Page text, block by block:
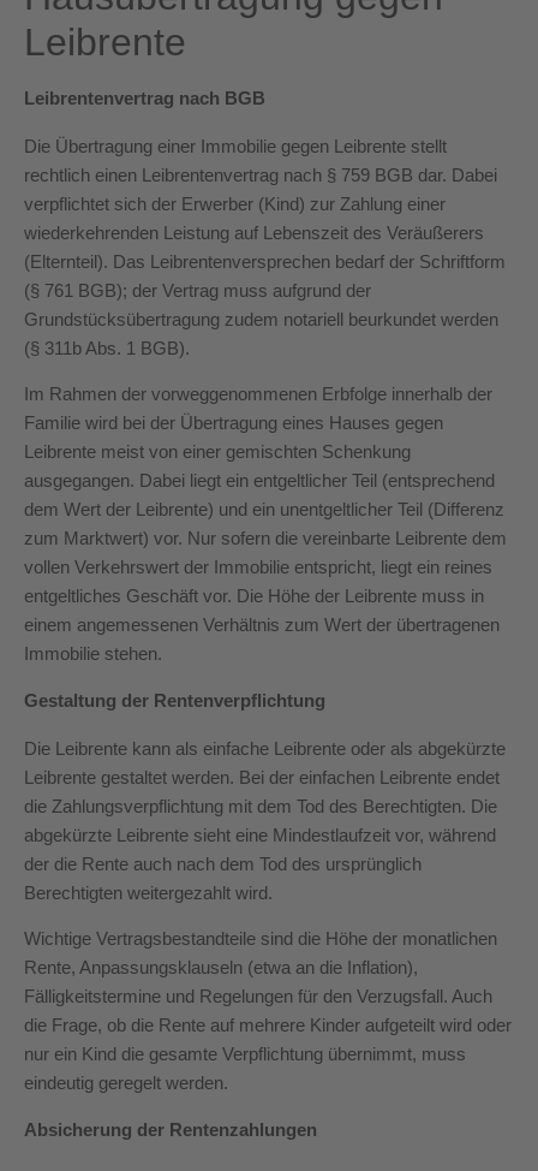
Leibrente
Leibrentenvertrag nach BGB
Die Übertragung einer Immobilie gegen Leibrente stellt
rechtlich einen Leibrentenvertrag nach § 759 BGB dar. Dabei
verpflichtet sich der Erwerber (Kind) zur Zahlung einer
wiederkehrenden Leistung auf Lebenszeit des Veräußerers
(Elternteil). Das Leibrentenversprechen bedarf der Schriftform
(§ 761 BGB); der Vertrag muss aufgrund der
Grundstücksübertragung zudem notariell beurkundet werden
(§ 311b Abs. 1 BGB).
Im Rahmen der vorweggenommenen Erbfolge innerhalb der
Familie wird bei der Übertragung eines Hauses gegen
Leibrente meist von einer gemischten Schenkung
ausgegangen. Dabei liegt ein entgeltlicher Teil (entsprechend
dem Wert der Leibrente) und ein unentgeltlicher Teil (Differenz
zum Marktwert) vor. Nur sofern die vereinbarte Leibrente dem
vollen Verkehrswert der Immobilie entspricht, liegt ein reines
entgeltliches Geschäft vor. Die Höhe der Leibrente muss in
einem angemessenen Verhältnis zum Wert der übertragenen
Immobilie stehen.
Gestaltung der Rentenverpflichtung
Die Leibrente kann als einfache Leibrente oder als abgekürzte
Leibrente gestaltet werden. Bei der einfachen Leibrente endet
die Zahlungsverpflichtung mit dem Tod des Berechtigten. Die
abgekürzte Leibrente sieht eine Mindestlaufzeit vor, während
der die Rente auch nach dem Tod des ursprünglich
Berechtigten weitergezahlt wird.
Wichtige Vertragsbestandteile sind die Höhe der monatlichen
Rente, Anpassungsklauseln (etwa an die Inflation),
Fälligkeitstermine und Regelungen für den Verzugsfall. Auch
die Frage, ob die Rente auf mehrere Kinder aufgeteilt wird oder
nur ein Kind die gesamte Verpflichtung übernimmt, muss
eindeutig geregelt werden.
Absicherung der Rentenzahlungen